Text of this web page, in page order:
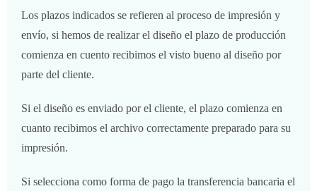
Los plazos indicados se refieren al proceso de impresión y
envío, si hemos de realizar el diseño el plazo de producción
comienza en cuento recibimos el visto bueno al diseño por
parte del cliente.
Si el diseño es enviado por el cliente, el plazo comienza en
cuanto recibimos el archivo correctamente preparado para su
impresión.
Si selecciona como forma de pago la transferencia bancaria el